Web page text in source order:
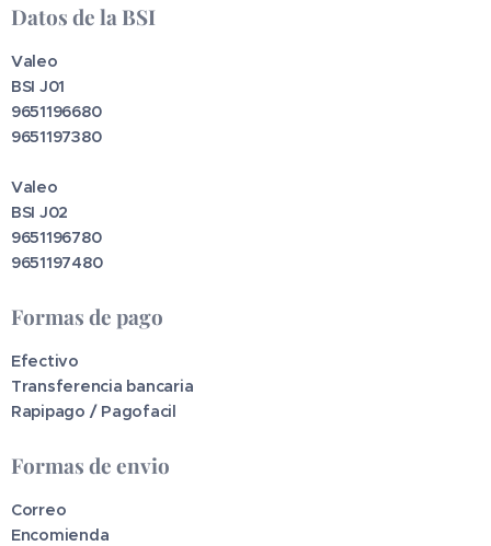
Datos de la BSI
Valeo
BSI J01
9651196680
9651197380
Valeo
BSI J02
9651196780
9651197480
Formas de pago
Efectivo
Transferencia bancaria
Rapipago / Pagofacil
Formas de envio
Correo
Encomienda